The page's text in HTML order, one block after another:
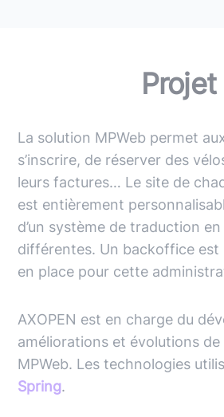
Projet
La solution MPWeb permet
s’inscrire, de réserver des
leurs factures… Le site de
est entièrement
d’un système de traduction
différentes. Un backoffice est
en place pour cette
AXOPEN est en charge du
améliorations et évolutions de
MPWeb. Les technologies
Spring.